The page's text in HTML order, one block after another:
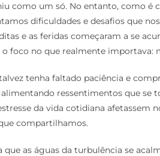
como um só. No entanto, como é
dificuldades e desafios que
e as feridas começaram a se
foco no que realmente importava:
tenha faltado paciência e
alimentando ressentimentos que se
da vida cotidiana afetassem
compartilhamos.
as águas da turbulência se